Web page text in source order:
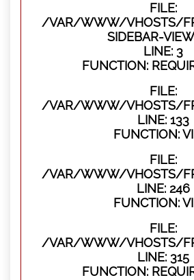
FILE:
/VAR/WWW/VHOSTS/
SIDEBAR-
LINE: 3
FUNCTION:
FILE:
/VAR/WWW/VHOSTS/
LINE: 133
FUNCTION:
FILE:
/VAR/WWW/VHOSTS/
LINE: 246
FUNCTION:
FILE:
/VAR/WWW/VHOSTS/
LINE: 315
FUNCTION: